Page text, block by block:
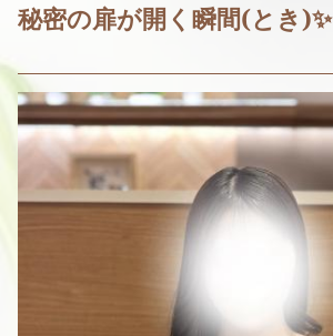
秘密の扉が開く瞬間(とき)✨